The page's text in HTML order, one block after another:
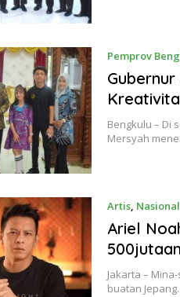
Pemprov
Bengkulu – Di
Mersyah
Artis, Nasional
Ariel
500jutaan
Jakarta –
buatan